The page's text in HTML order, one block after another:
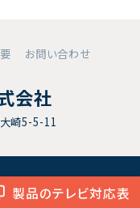
製品のテレビ対応表
お問い合わせ
会社
崎5-5-11